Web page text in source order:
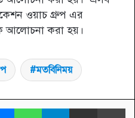
ওয়াচ গ্রুপ এর
আলোচনা করা হয়।
মতবিনিময়
MessengerWhatsAppTelegram
Share via Email